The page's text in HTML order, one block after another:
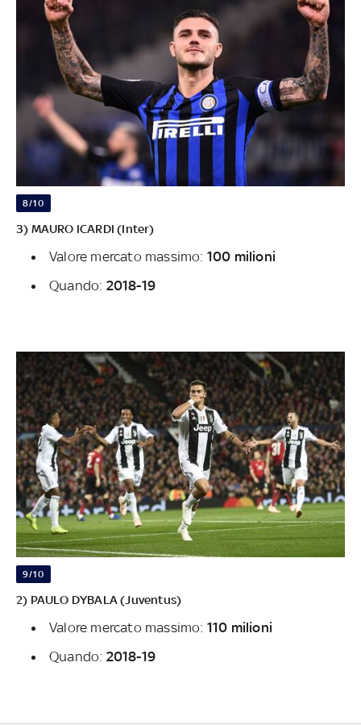
8/10
3) MAURO ICARDI (Inter)
Valore mercato massimo: 100 milioni
Quando: 2018-19
9/10
2) PAULO DYBALA (Juventus)
Valore mercato massimo: 110 milioni
Quando: 2018-19